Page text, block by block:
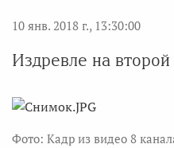
10 янв. 2018 г., 13:30:00
Издревле на
Фото: Кадр из видео 8